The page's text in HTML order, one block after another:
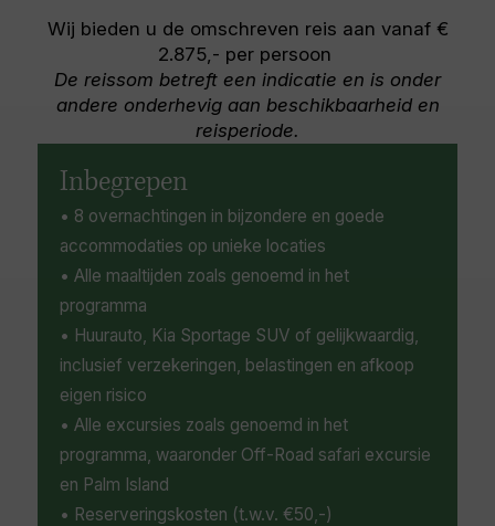
verheugen op ontspanning op de ongerepte
witte stranden van de stad, rondneuzen op de
markt voor lokaal geproduceerde kunst en
handwerk, en genieten van het bruisende
nachtleven, compleet met een scala aan
restaurants, cafés, clubs, lounges, bars en
casino's.
westelijke kustlijn van het eiland. Het
weelderige Bubali vogelreservaat is een
toevluchtsoord voor vogelliefhebbers. Het
beschikt over een observatietoren waarmee
vogelaars meer dan 80 soorten trekvogels
kunnen bekijken die in het reservaat een oase
zoeken. De stranden zijn ideaal voor
watersporten, waaronder windsurfen,
kitesurfen, snorkelen en duiken. Bezoek zeker
de iconische St. Ann's kerk, die dateert uit de
gelegen op een heuvel met uitzicht op zee.
Wij bieden u de omschreven reis aan vanaf €
2.875,- per persoon
De reissom betreft een indicatie en is onder
andere onderhevig aan beschikbaarheid en
reisperiode.
Inbegrepen
• 8 overnachtingen in bijzondere en goede
accommodaties op unieke locaties
• Alle maaltijden zoals genoemd in het
programma
• Huurauto, Kia Sportage SUV of gelijkwaardig,
inclusief verzekeringen, belastingen en afkoop
eigen risico
• Alle excursies zoals genoemd in het
programma, waaronder Off-Road safari excursie
en Palm Island
• Reserveringskosten (t.w.v. €50,-)